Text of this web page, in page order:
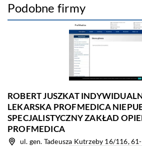
Podobne firmy
ROBERT JUSZKAT
LEKARSKA PROFMEDICA
SPECJALISTYCZNY ZAKŁAD
PROFMEDICA
ul. gen. Tadeusza Kutrzeby 16/116,